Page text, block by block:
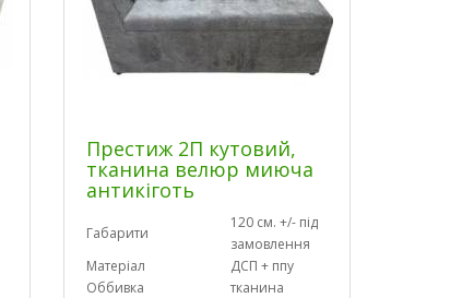
Престиж 2П кутовий,
тканина велюр миюча
антикіготь
Габарити
120 см. +/- під
замовлення
Матеріал
ДСП + ппу
Оббивка
тканина